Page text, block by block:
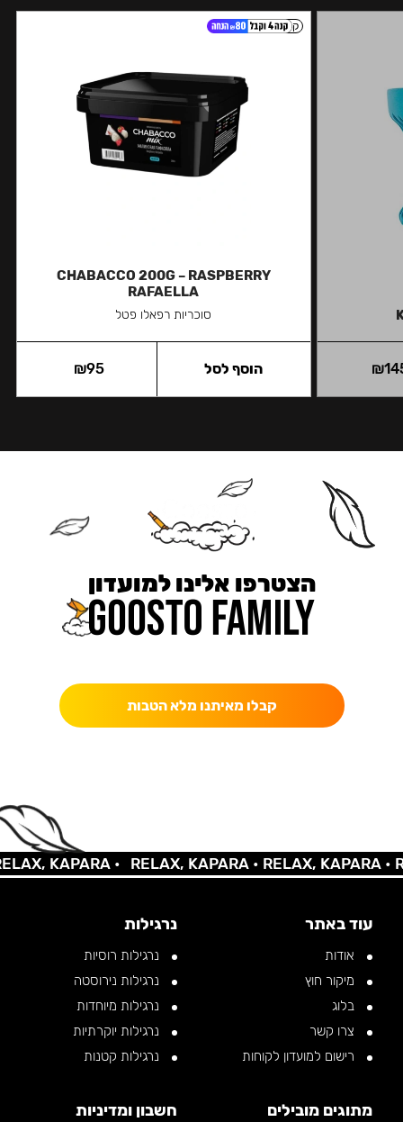
₪
קל
CHABACCO 200G – RASPBERRY
RAFAELLA
סוכריות רפאלו פטל
₪95 הוסף לסל
הצטרפו אלינו למועדון
קבלו מאיתנו מלא הטבות
KAPARA • RELAX, KAPARA •RELAX, KAPARA •
עוד באתר
אודות
מיקור חוץ
בלוג
צרו קשר
רישום למועדון לקוחות
נרגילות
נרגילות רוסיות
נרגילות נירוסטה
נרגילות מיוחדות
נרגילות יוקרתיות
נרגילות קטנות
מתוגים מובילים חשבון ומדיניות